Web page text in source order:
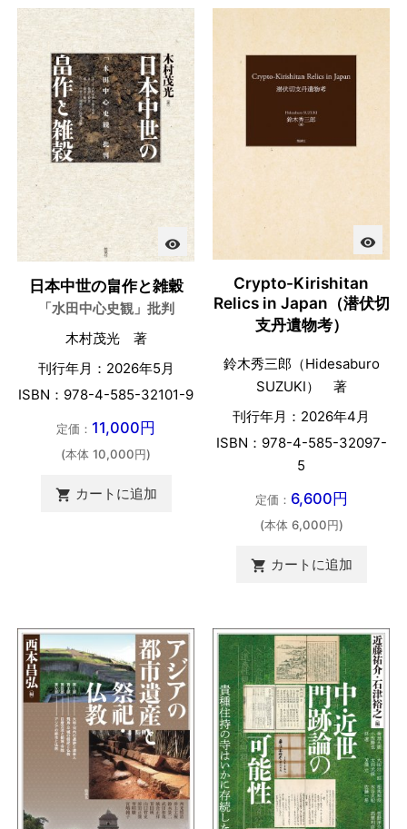
visibility
日本中世の畠作と雑穀
「水田中心史観」批判
木村茂光 著
刊行年月：2026年5月
ISBN：978-4-585-32101-9
定価： 11,000円
(本体 10,000円)
 カートに追加
visibility
Crypto-Kirishitan
Relics in Japan（潜伏切
支丹遺物考）
鈴木秀三郎（Hidesaburo
SUZUKI） 著
刊行年月：2026年4月
ISBN：978-4-585-32097-
5
定価： 6,600円
(本体 6,000円)
 カートに追加